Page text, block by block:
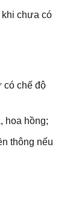
khi chưa có
có chế độ
hoa hồng;
thông nếu